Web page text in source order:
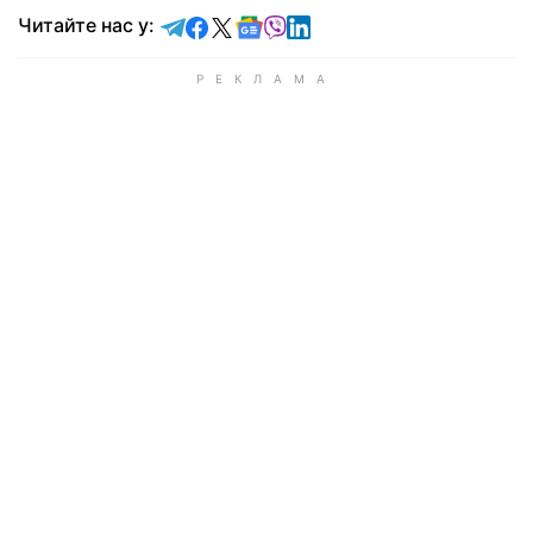
Читайте нас у: Читайте у Telegram
Читайте у Facebook
Читайте у X
Читайте у Google news
Читайте у Viber
Читайте у LinkedIn